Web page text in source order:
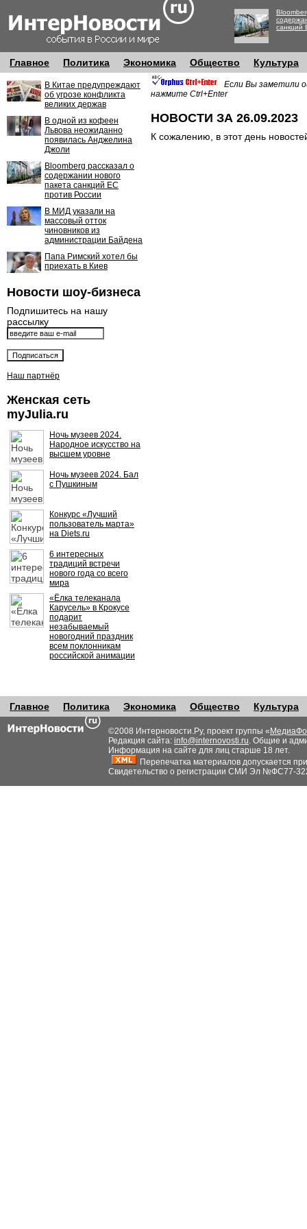
санкций
Главное Политика Экономика Общество Культура
В Китае предупреждают
об угрозе конфликта
великих держав
В одной из кофеен
Львова неожиданно
появилась Анджелина
Джоли
Bloomberg рассказал о
содержании нового
пакета санкций ЕС
против России
В МИД указали на
массовый отток
чиновников из
администрации Байдена
Папа Римский хотел бы
приехать в Киев
Новости шоу-бизнеса
Подпишитесь на нашу
рассылку
Наш партнёр
Женская сеть
myJulia.ru
Ночь музеев 2024.
Народное искусство на
высшем уровне
Ночь музеев 2024. Бал
с Пушкиным
Конкурс «Лучший
пользователь марта»
на Diets.ru
6 интересных
традиций встречи
нового года со всего
мира
«Ёлка телеканала
Карусель» в Крокусе
подарит
незабываемый
новогодний праздник
всем поклонникам
российской анимации
Если Вы заметили
нажмите Ctrl+Enter
НОВОСТИ ЗА 26.09.2023
К сожалению, в этот день
Главное Политика Экономика Общество Культура
©2008 Интерновости.Ру, проект группы «
Редакция сайта: info@internovosti.ru. Общие и
Информация на сайте для лиц старше 18 лет.
Перепечатка материалов допускается
Свидетельство о регистрации СМИ Эл №ФС77-